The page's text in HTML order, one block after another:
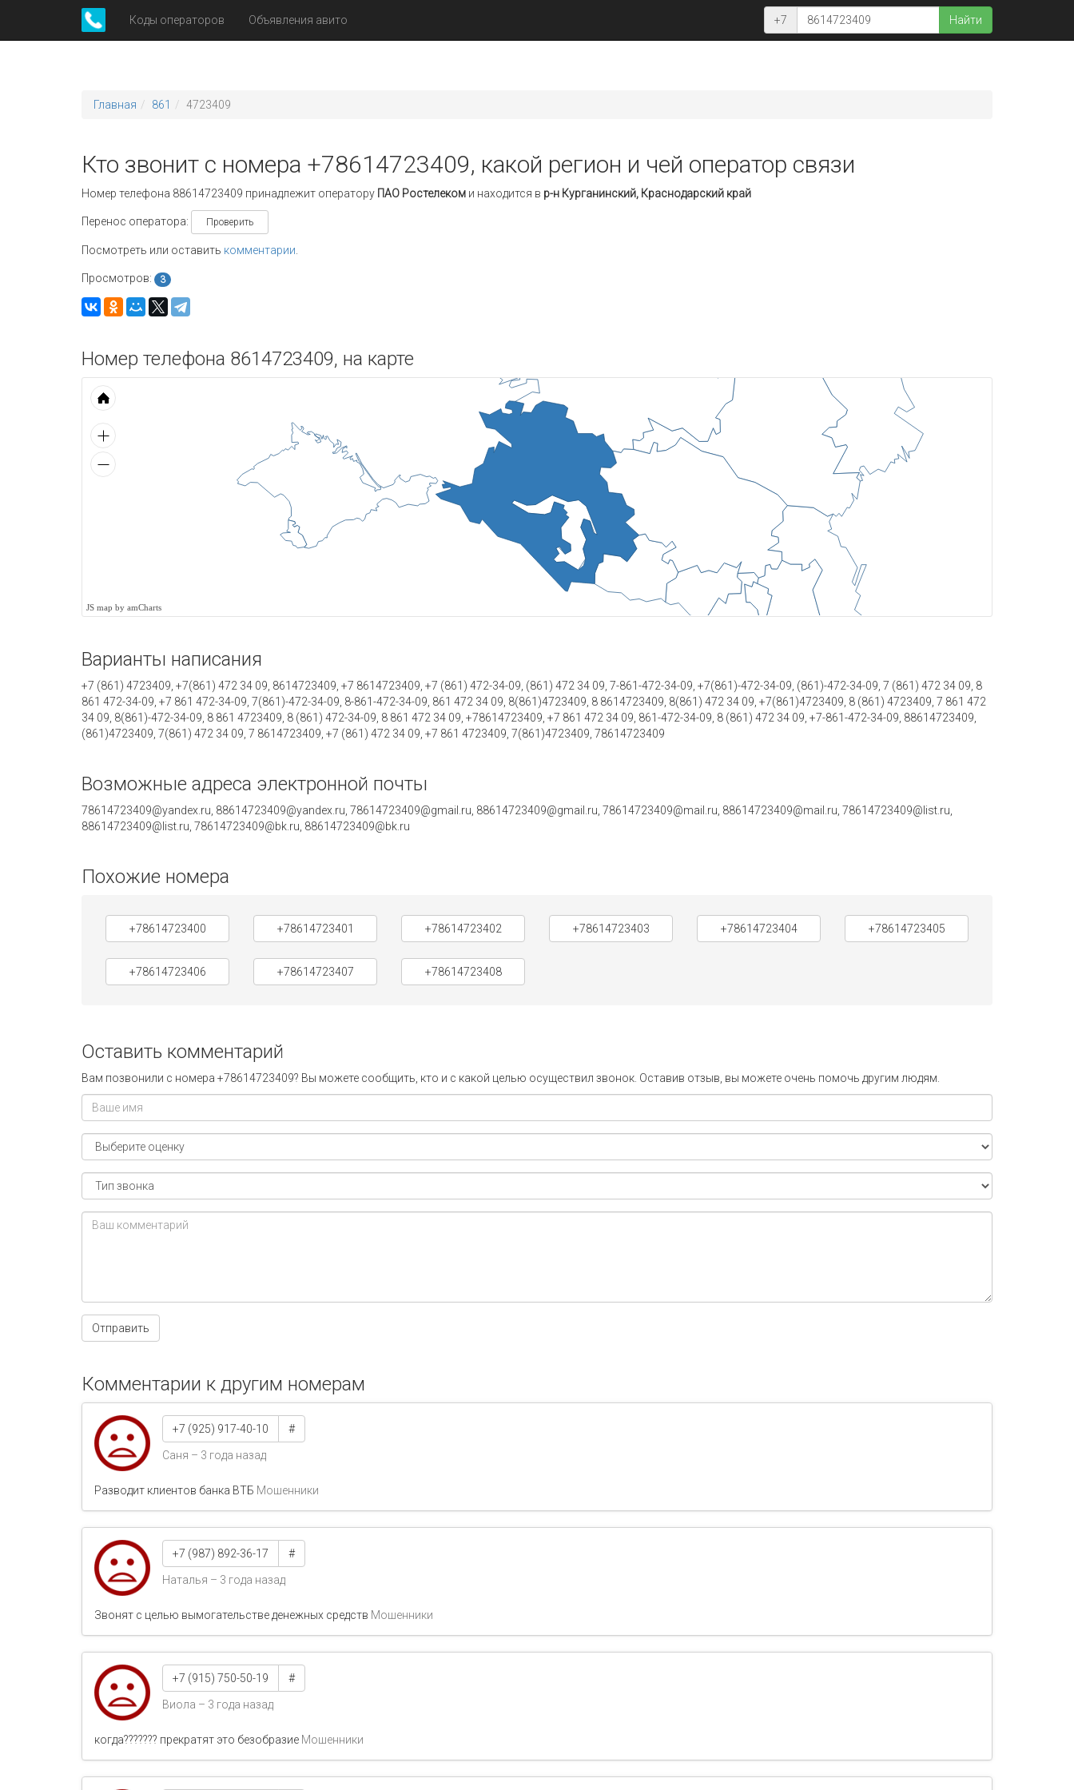
Коды операторов Объявления авито +7 Найти
Главная 861 4723409
Кто звонит с номера +78614723409, какой регион и чей оператор связи
Номер телефона 88614723409 принадлежит оператору ПАО Ростелеком и находится в р-н Курганинский, Краснодарский край
Перенос оператора: Проверить
Посмотреть или оставить комментарии.
Просмотров: 3
Номер телефона 8614723409, на карте
JS map by amCharts
Варианты написания
+7 (861) 4723409, +7(861) 472 34 09, 8614723409, +7 8614723409, +7 (861) 472-34-09, (861) 472 34 09, 7-861-472-34-09, +7(861)-472-34-09, (861)-472-34-09, 7 (861) 472 34 09, 8
861 472-34-09, +7 861 472-34-09, 7(861)-472-34-09, 8-861-472-34-09, 861 472 34 09, 8(861)4723409, 8 8614723409, 8(861) 472 34 09, +7(861)4723409, 8 (861) 4723409, 7 861 472
34 09, 8(861)-472-34-09, 8 861 4723409, 8 (861) 472-34-09, 8 861 472 34 09, +78614723409, +7 861 472 34 09, 861-472-34-09, 8 (861) 472 34 09, +7-861-472-34-09, 88614723409,
(861)4723409, 7(861) 472 34 09, 7 8614723409, +7 (861) 472 34 09, +7 861 4723409, 7(861)4723409, 78614723409
Возможные адреса электронной почты
78614723409@yandex.ru, 88614723409@yandex.ru, 78614723409@gmail.ru, 88614723409@gmail.ru, 78614723409@mail.ru, 88614723409@mail.ru, 78614723409@list.ru,
88614723409@list.ru, 78614723409@bk.ru, 88614723409@bk.ru
Похожие номера
+78614723400 +78614723401 +78614723402 +78614723403 +78614723404 +78614723405
+78614723406 +78614723407 +78614723408
Оставить комментарий
Вам позвонили с номера +78614723409? Вы можете сообщить, кто и с какой целью осуществил звонок. Оставив отзыв, вы можете очень помочь другим людям.
Отправить
Комментарии к другим номерам
+7 (925) 917-40-10 #
Саня – 3 года назад
Разводит клиентов банка ВТБ Мошенники
+7 (987) 892-36-17 #
Наталья – 3 года назад
Звонят с целью вымогательстве денежных средств Мошенники
+7 (915) 750-50-19 #
Виола – 3 года назад
когда??????? прекратят это безобразие Мошенники